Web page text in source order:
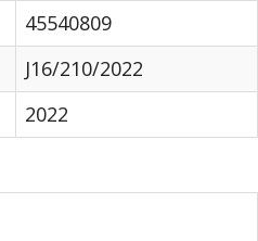
45540809
J16/210/2022
2022